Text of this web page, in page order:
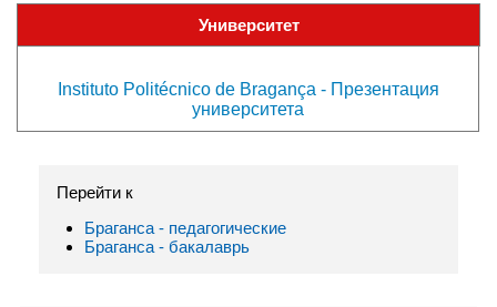
Университет
Instituto Politécnico de Bragança - Презентация
университета
Перейти к
Браганса - педагогические
Браганса - бакалаврь